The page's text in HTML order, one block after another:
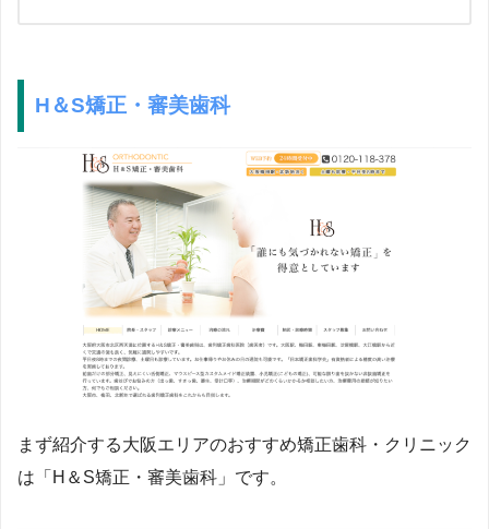
H＆S矯正・審美歯科
まず紹介する大阪エリアのおすすめ矯正歯科・クリニック
は 「 H＆S矯正・審美歯科 」です。